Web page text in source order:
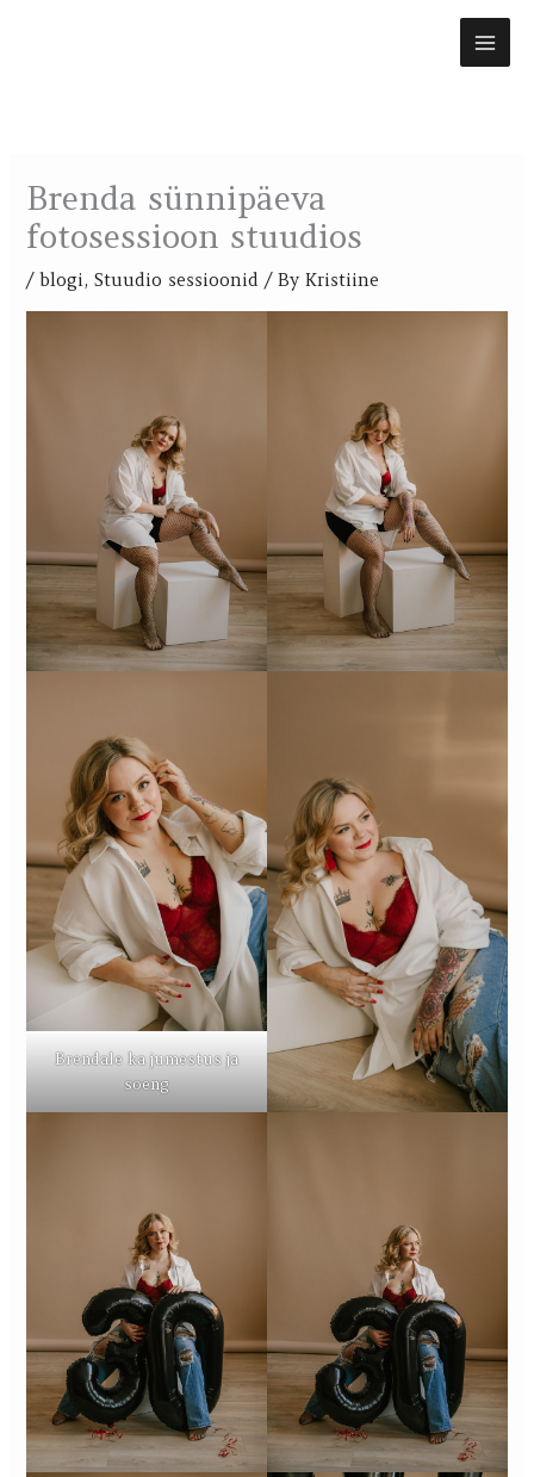
Brenda sünnipäeva
fotosessioon stuudios
/blogi,Stuudio sessioonid / ByKristiine
Brendale ka jumestus ja
soeng